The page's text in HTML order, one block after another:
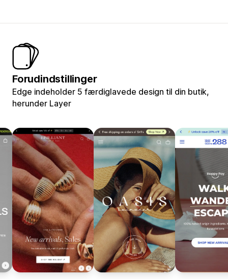
Forudindstillinger
Edge indeholder 5 færdiglavede design til din butik,
herunder Layer